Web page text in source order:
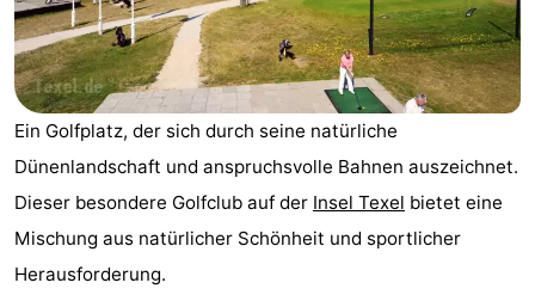
Burg
Den
Hoorn
-
De
Cocksdorp
-
De
-
De
-
Ein Golfplatz, der sich durch seine natürliche
Dünenlandschaft und anspruchsvolle Bahnen auszeichnet.
Dieser besondere Golfclub auf der Insel Texel bietet eine
Mischung aus natürlicher Schönheit und sportlicher
Herausforderung.